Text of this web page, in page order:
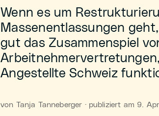
Wenn es um
Massenentlassungen
gut das Zusammenspiel
Angestellte Schweiz
von Tanja Tanneberger · publiziert am 9.